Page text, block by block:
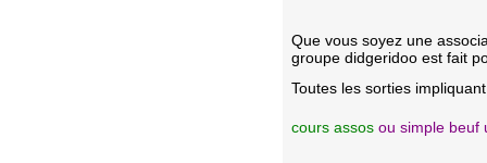
Que vous soyez une
groupe didgeridoo est fait
Toutes les sorties
cours assos ou simple beuf